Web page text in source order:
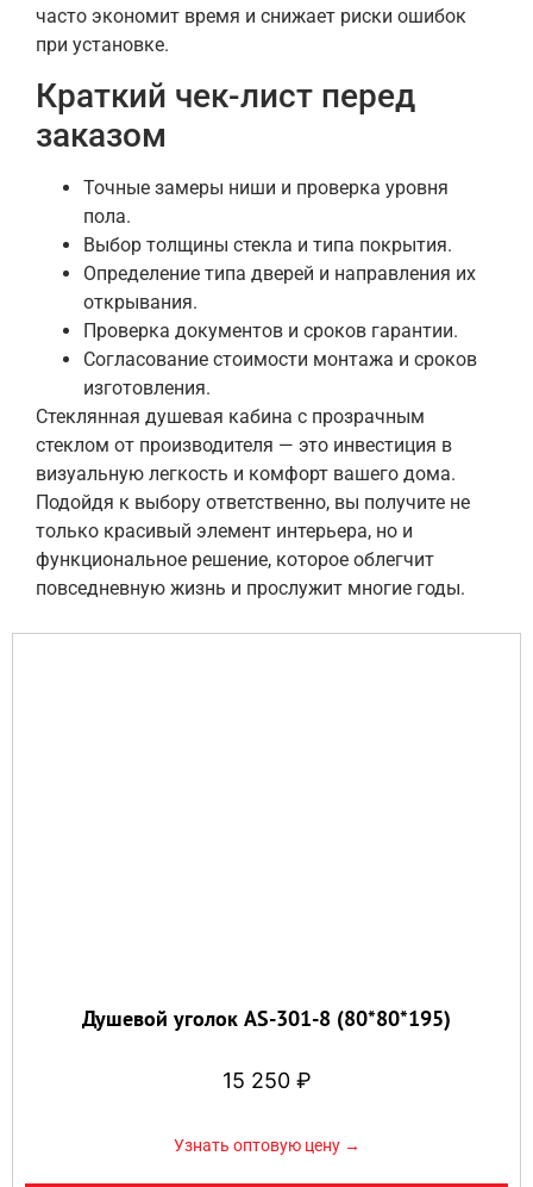
часто экономит время и снижает риски ошибок
при установке.
Краткий чек-лист перед
заказом
Точные замеры ниши и проверка уровня
пола.
Выбор толщины стекла и типа покрытия.
Определение типа дверей и направления их
открывания.
Проверка документов и сроков гарантии.
Согласование стоимости монтажа и сроков
изготовления.
Стеклянная душевая кабина с прозрачным
стеклом от производителя — это инвестиция в
визуальную легкость и комфорт вашего дома.
Подойдя к выбору ответственно, вы получите не
только красивый элемент интерьера, но и
функциональное решение, которое облегчит
повседневную жизнь и прослужит многие годы.
Душевой уголок AS-301-8 (80*80*195)
15 250 ₽
Узнать оптовую цену →